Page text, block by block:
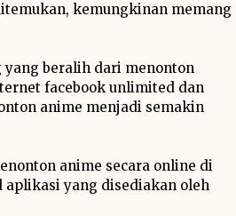
kemungkinan memang
yang beralih dari menonton
facebook unlimited dan
anime menjadi semakin
anime secara online di
yang disediakan oleh